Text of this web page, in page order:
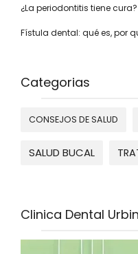
¿La periodontitis tiene
Fístula dental: qué es, por
Categorias
CONSEJOS DE SALUD
SALUD BUCAL
Clinica Dental